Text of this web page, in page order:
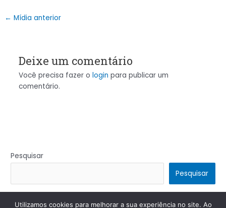
← Mídia anterior
Deixe um comentário
Você precisa fazer o login para publicar um
comentário.
Pesquisar
Pesquisar
Utilizamos cookies para melhorar a sua experiência no site. Ao